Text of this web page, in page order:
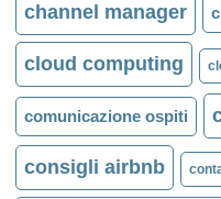
channel manager
cloud computing
comunicazione ospiti
consigli airbnb